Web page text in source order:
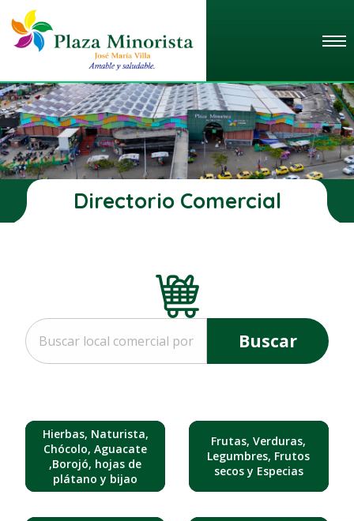
Directorio Comercial
Buscar
Hierbas, Naturista,
Chócolo, Aguacate
,Borojó, hojas de
plátano y bijao
Frutas, Verduras,
Legumbres, Frutos
secos y Especias